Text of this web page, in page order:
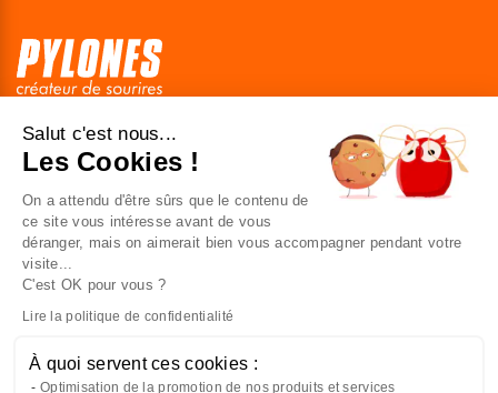
41 av. de l’agent Sarre
92700 Colombes
France
Nous contacter
NOUS CONNAÎTRE
NOUS REJOINDRE
Salut c'est nous...
Les Cookies !
On a attendu d'être sûrs que le contenu de
ce site vous intéresse avant de vous
déranger, mais on aimerait bien vous accompagner pendant votre
visite...
C'est OK pour vous ?
Lire la politique de confidentialité
À quoi servent ces cookies :
Optimisation de la promotion de nos produits et services